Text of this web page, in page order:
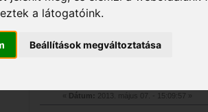
a látogatóink.
Beállítások megváltoztatása
« Dátum: 2013. május 07. - 15:09:57 »